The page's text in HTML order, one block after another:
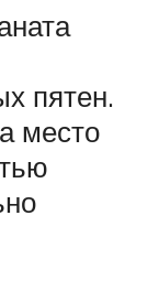
пятен.
место